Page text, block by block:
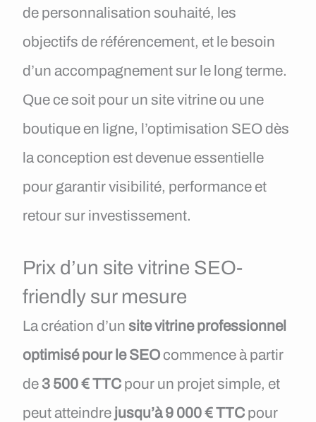
de personnalisation souhaité, les
objectifs de référencement, et le besoin
d’un accompagnement sur le long terme.
Que ce soit pour un site vitrine ou une
boutique en ligne, l’optimisation SEO dès
la conception est devenue essentielle
pour garantir visibilité, performance et
retour sur investissement.
Prix d’un site vitrine SEO-
friendly sur mesure
La création d’un site vitrine professionnel
optimisé pour le SEOcommence à partir
de 3 500 € TTC pour un projet simple, et
peut atteindre jusqu’à 9 000 € TTC pour